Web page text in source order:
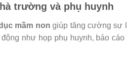
trường và phụ huynh
mầm non giúp tăng cường sự
như họp phụ huynh, báo